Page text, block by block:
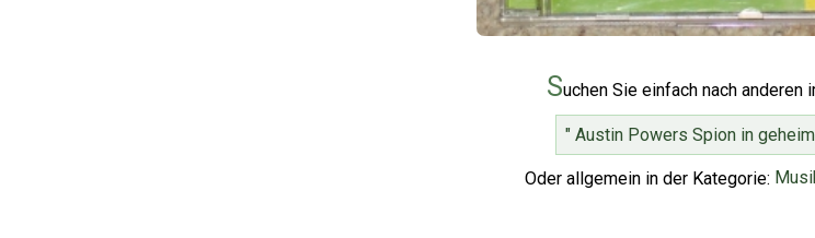
Suchen Sie einfach nach anderen
" Austin Powers Spion in
Oder allgemein in der Kategorie: